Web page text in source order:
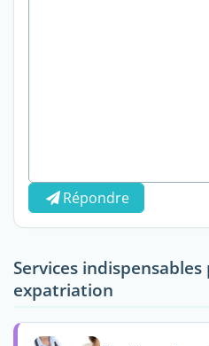
Répondre
Services
expatriation